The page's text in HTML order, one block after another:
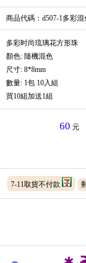
商品代碼 ：d507-1多彩
多彩时尚琉璃花方形珠
顏色: 隨機混色
尺寸: 8*8mm
數量: 1包 10入組
買10組加送1組
60 元
7-11取貨不付款